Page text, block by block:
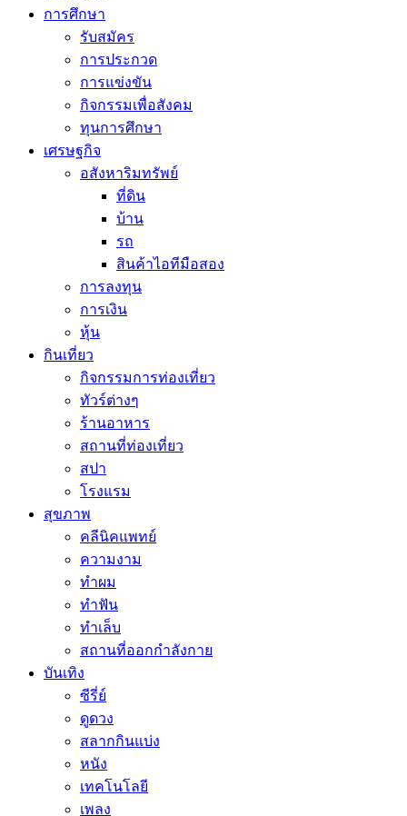
การศึกษา
รับสมัคร
การประกวด
การแข่งขัน
กิจกรรมเพื่อสังคม
ทุนการศึกษา
เศรษฐกิจ
อสังหาริมทรัพย์
ที่ดิน
บ้าน
รถ
สินค้าไอทีมือสอง
การลงทุน
การเงิน
หุ้น
กินเที่ยว
กิจกรรมการท่องเที่ยว
ทัวร์ต่างๆ
ร้านอาหาร
สถานที่ท่องเที่ยว
สปา
โรงแรม
สุขภาพ
คลีนิคแพทย์
ความงาม
ทำผม
ทำฟัน
ทำเล็บ
สถานที่ออกกำลังกาย
บันเทิง
ซีรี่ย์
ดูดวง
สลากกินแบ่ง
หนัง
เทคโนโลยี
เพลง